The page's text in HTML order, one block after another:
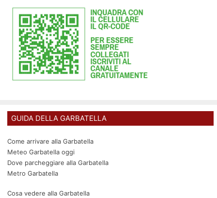
GUIDA DELLA GARBATELLA
Come arrivare alla Garbatella
Meteo Garbatella oggi
Dove parcheggiare alla Garbatella
Metro Garbatella
Cosa vedere alla Garbatella